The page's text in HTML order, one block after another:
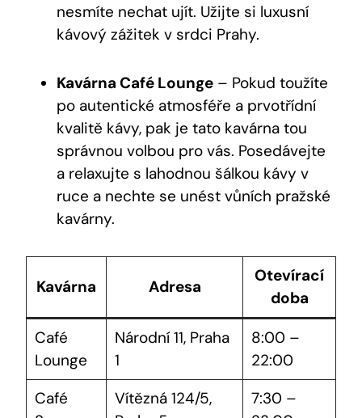
nesmíte nechat ujít. Užijte si luxusní
kávový zážitek v srdci Prahy.
Kavárna Café Lounge – Pokud toužíte
po autentické atmosféře a prvotřídní
kvalitě kávy, pak je tato kavárna tou
správnou volbou pro vás. Posedávejte
a relaxujte s lahodnou šálkou kávy v
ruce a nechte se unést vůních pražské
kavárny.
Kavárna Adresa
Otevírací
doba
Café
Lounge
Národní 11, Praha
1
8:00 –
22:00
Café
Vítězná 124/5,
7:30 –